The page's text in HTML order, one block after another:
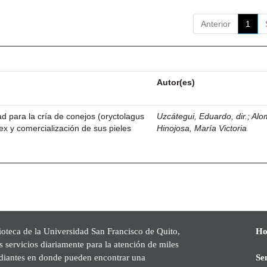
Anterior 1
Autor(es)
para la cría de conejos (oryctolagus
y comercialización de sus pieles
Uzcátegui, Eduardo, dir. ;
Hinojosa, María Victoria
de la Universidad San Francisco de Quito,
servicios diariamente para la atención de miles
en donde pueden encontrar una